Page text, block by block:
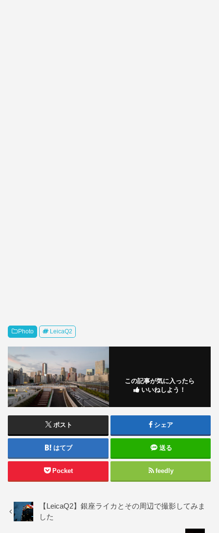
Photo LeicaQ2
この記事が気に入ったら
いいねしよう！
ポスト シェア
はてブ 送る
Pocket feedly
【LeicaQ2】銀座ライカとその周辺で撮影してみま
した